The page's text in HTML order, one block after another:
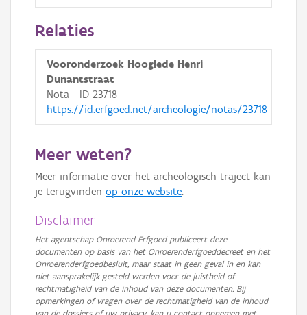
GRB-Basiskaart
GRB-Basiskaart in grijswaarden
Relaties
Vooronderzoek Hooglede Henri
Dunantstraat
Nota - ID 23718
https://id.erfgoed.net/archeologie/notas/23718
Meer weten?
Meer informatie over het archeologisch traject kan
je terugvinden op onze website.
Disclaimer
Het agentschap Onroerend Erfgoed publiceert deze
documenten op basis van het Onroerenderfgoeddecreet en het
Onroerenderfgoedbesluit, maar staat in geen geval in en kan
niet aansprakelijk gesteld worden voor de juistheid of
rechtmatigheid van de inhoud van deze documenten. Bij
opmerkingen of vragen over de rechtmatigheid van de inhoud